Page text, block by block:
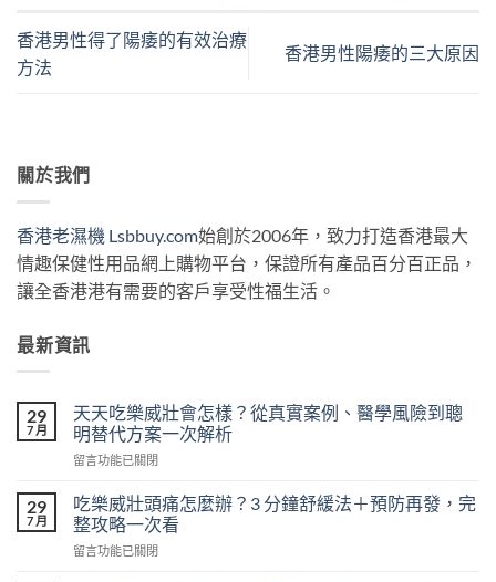
香港男性得了陽痿的有效治療
方法
香港男性陽痿的三大原因
關於我們
香港老濕機 Lsbbuy.com始創於2006年，致力打造香港最大
情趣保健性用品網上購物平台，保證所有產品百分百正品，
讓全香港港有需要的客戶享受性福生活。
最新資訊
29
7 月
天天吃樂威壯會怎樣？從真實案例、醫學風險到聰
明替代方案一次解析
在
天
吃
樂
威
留言功能已關閉
29
7 月
吃樂威壯頭痛怎麼辦？3 分鐘舒緩法＋預防再發，完
整攻略一次看
在
留言功能已關閉